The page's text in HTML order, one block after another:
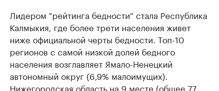
Лидером "рейтинга бедности" стала Республика
Калмыкия, где более трети населения живет
ниже официальной черты бедности. Топ-10
регионов с самой низкой долей бедного
населения возглавляет Ямало-Ненецкий
автономный округ (6,9% малоимущих).
Нижегородская область на 9 месте (общее 77